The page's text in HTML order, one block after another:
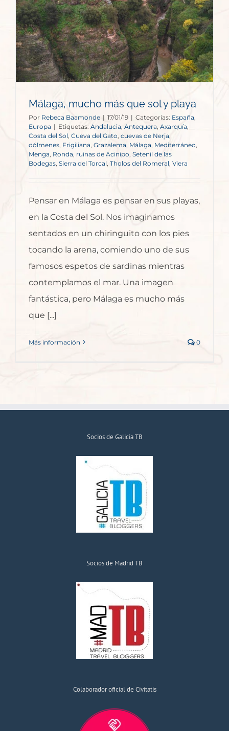
Málaga, mucho más que sol y playa
Por Rebeca Baamonde | 17/01/19 | Categorías: España,
Europa | Etiquetas: Andalucia Antequera, Axarquía,
Costa del Sol, Cueva del Gato, cuevas de Nerja,
dólmenes, Frigiliana, Grazalema Málaga, Mediterráneo
Menga Ronda ruinas de Acinipo, Setenil de las
Bodegas Sierra del Torcal Tholos del Romeral, Viera
Pensar en Málaga es pensar en sus playas,
en la Costa del Sol. Nos imaginamos
sentados en un chiringuito con los pies
tocando la arena, comiendo uno de sus
famosos espetos de sardinas mientras
contemplamos el mar. Una imagen
fantástica, pero Málaga es mucho más
que [...]
Más información 0
Socios de Galicia TB
Socios de Madrid TB
Colaborador oficial de Civitatis